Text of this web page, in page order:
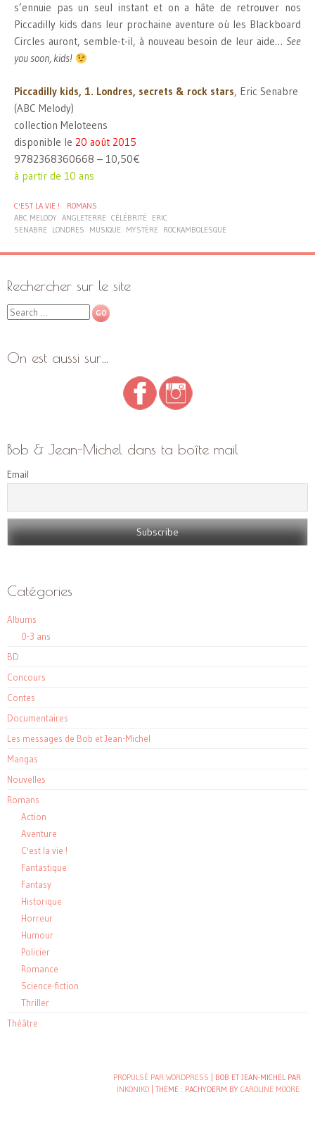
s’ennuie pas un seul instant et on a hâte de retrouver nos
Piccadilly kids dans leur prochaine aventure où les Blackboard
Circles auront, semble-t-il, à nouveau besoin de leur aide… See
you soon, kids!
Piccadilly kids, 1. Londres, secrets & rock stars, Eric Senabre
(ABC Melody)
collection Meloteens
disponible le 20 août 2015
9782368360668 – 10,50€
à partir de 10 ans
C'EST LA VIE !
ROMANS
ABC MELODY ANGLETERRE CÉLÉBRITÉ
ERIC
SENABRE
LONDRES MUSIQUE MYSTÈRE ROCKAMBOLESQUE
Rechercher sur le site
Search
On est aussi sur…
Bob & Jean-Michel dans ta boîte mail
Email
Catégories
Albums
0-3 ans
BD
Concours
Contes
Documentaires
Les messages de Bob et Jean-Michel
Mangas
Nouvelles
Romans
Action
Aventure
C'est la vie !
Fantastique
Fantasy
Historique
Horreur
Humour
Policier
Romance
Science-fiction
Thriller
Théâtre
PROPULSÉ PAR WORDPRESS
| BOB ET JEAN-MICHEL PAR
INKONIKO
THEME : PACHYDERM BY CAROLINE MOORE.